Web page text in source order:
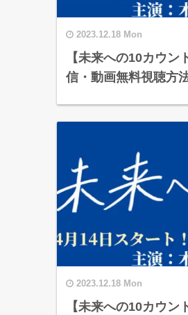
2023.12.18 Mon
【未来への10カウン
信・動画無料視聴方
2023.12.18 Mon
【未来への10カウン